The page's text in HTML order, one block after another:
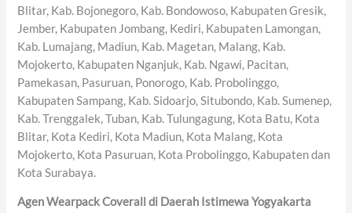
Blitar, Kab. Bojonegoro, Kab. Bondowoso, Kabupaten Gresik,
Jember, Kabupaten Jombang, Kediri, Kabupaten Lamongan,
Kab. Lumajang, Madiun, Kab. Magetan, Malang, Kab.
Mojokerto, Kabupaten Nganjuk, Kab. Ngawi, Pacitan,
Pamekasan, Pasuruan, Ponorogo, Kab. Probolinggo,
Kabupaten Sampang, Kab. Sidoarjo, Situbondo, Kab. Sumenep,
Kab. Trenggalek, Tuban, Kab. Tulungagung, Kota Batu, Kota
Blitar, Kota Kediri, Kota Madiun, Kota Malang, Kota
Mojokerto, Kota Pasuruan, Kota Probolinggo, Kabupaten dan
Kota Surabaya.
Agen Wearpack Coverall di Daerah Istimewa Yogyakarta